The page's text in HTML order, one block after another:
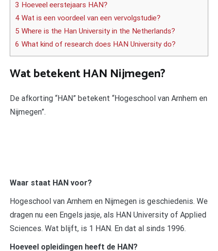
3 Hoeveel eerstejaars HAN?
4 Wat is een voordeel van een vervolgstudie?
5 Where is the Han University in the Netherlands?
6 What kind of research does HAN University do?
Wat betekent HAN Nijmegen?
De afkorting “HAN” betekent “Hogeschool van Arnhem en
Nijmegen”.
Waar staat HAN voor?
Hogeschool van Arnhem en Nijmegen is geschiedenis. We
dragen nu een Engels jasje, als HAN University of Applied
Sciences. Wat blijft, is 1 HAN. En dat al sinds 1996.
Hoeveel opleidingen heeft de HAN?